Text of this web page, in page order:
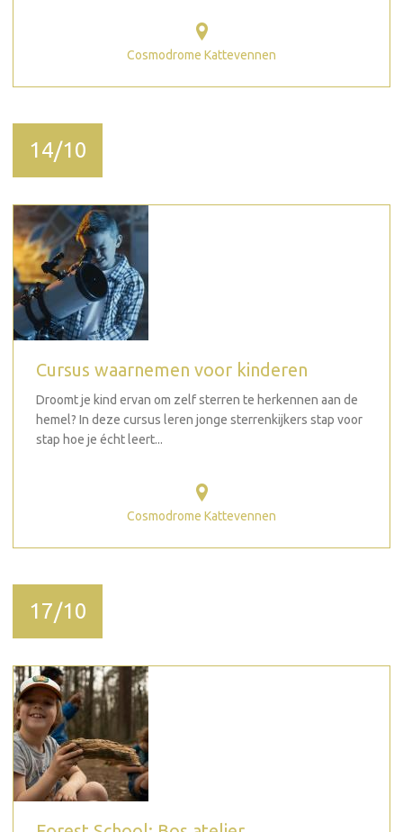
Cosmodrome Kattevennen
14/10
Cursus waarnemen voor kinderen
Droomt je kind ervan om zelf sterren te herkennen aan de
hemel? In deze cursus leren jonge sterrenkijkers stap voor
stap hoe je écht leert...
Cosmodrome Kattevennen
17/10